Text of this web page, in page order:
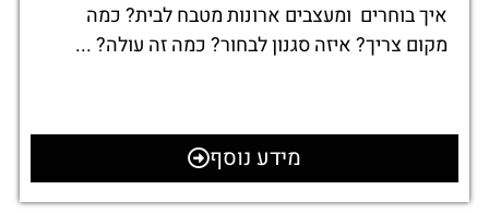
איך בוחרים ומעצבים ארונות מטבח לבית? כמה
מקום צריך? איזה סגנון לבחור? כמה זה עולה? ...
מידע נוסף